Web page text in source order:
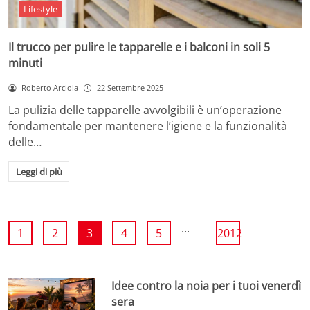
Lifestyle
Il trucco per pulire le tapparelle e i balconi in soli 5
minuti
Roberto Arciola 22 Settembre 2025
La pulizia delle tapparelle avvolgibili è un’operazione
fondamentale per mantenere l’igiene e la funzionalità
delle…
Leggi di più
1 2 3 4 5 ... 2012
Idee contro la noia per i tuoi venerdì
sera